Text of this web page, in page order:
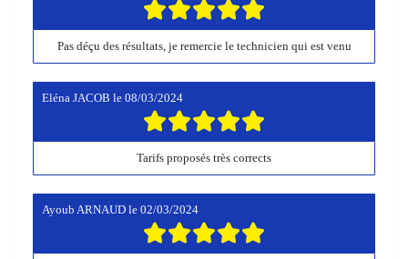
Pas déçu des résultats, je remercie le technicien qui est venu
Eléna JACOB le 08/03/2024
Tarifs proposés très corrects
Ayoub ARNAUD le 02/03/2024